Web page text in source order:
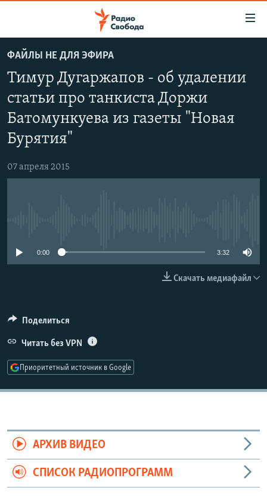
упрощенного
доступа
Вернуться
основному
содержанию
Вернутся
главной
ПРОГРАММЫ
ПОДКАСТЫ
АВТОРСКИЕ ПРОЕКТЫ
ЦИТАТЫ СВОБОДЫ
МНЕНИЯ
КУЛЬТУРА
СИБИРЬ.РЕАЛИИ
ФАЙЛЫ НЕ ДЛЯ ЭФИРА
Тимур Дугаржапов - об удалении
статьи про танкиста Доржи
Батомункуева из газеты "Новая
Бурятия"
07 апреля 2015
0:00 3:32
Скачать медиафайл
Поделиться
Читать без VPN
Приоритетный источник в Google
АРХИВ ВИДЕО
СПИСОК РАДИОПРОГРАММ